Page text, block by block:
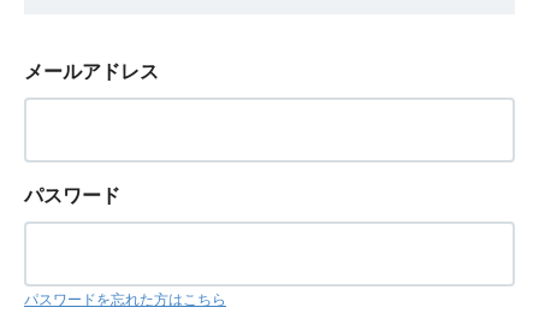
メールアドレス
パスワード
パスワードを忘れた方はこちら